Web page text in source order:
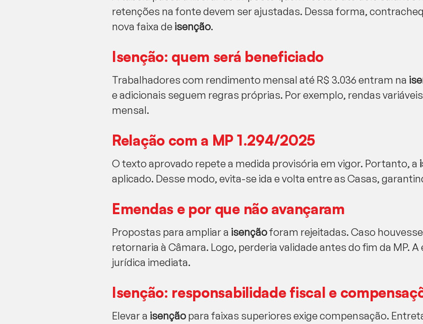
retenções na fonte devem ser ajustadas. Dessa forma,
nova faixa de isenção.
Isenção: quem será beneficiado
Trabalhadores com rendimento mensal até R$ 3.036 entram na
e adicionais seguem regras próprias. Por exemplo, rendas
mensal.
Relação com a MP 1.294/2025
O texto aprovado repete a medida provisória em vigor. Portanto, a
aplicado. Desse modo, evita-se ida e volta entre as Casas,
Emendas e por que não avançaram
Propostas para ampliar a isençãoforam rejeitadas. Caso
retornaria à Câmara. Logo, perderia validade antes do fim da MP.
jurídica imediata.
Isenção: responsabilidade fiscal e
Elevar a isenção para faixas superiores exige compensação.